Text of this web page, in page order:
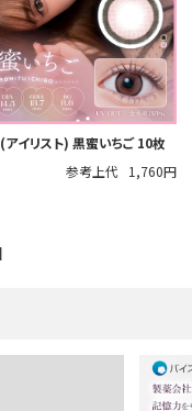
イリスト) 黒蜜いちご 10枚
参考上代
1,760円